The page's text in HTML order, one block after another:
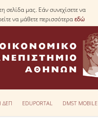
σελίδα μας. Εάν συνεχίσετε να
να μάθετε περισσότεραεδώ
ΔΕΠ EDUPORTAL DMST MOBILE